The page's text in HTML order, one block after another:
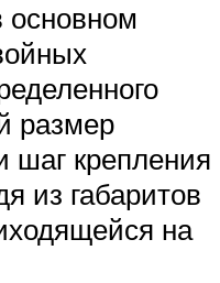
основном
размер
шаг крепления
из габаритов
на